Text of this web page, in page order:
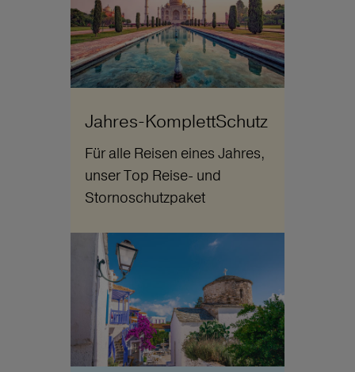
Jahres-KomplettSchutz
Für alle Reisen eines Jahres,
unser Top Reise- und
Stornoschutzpaket